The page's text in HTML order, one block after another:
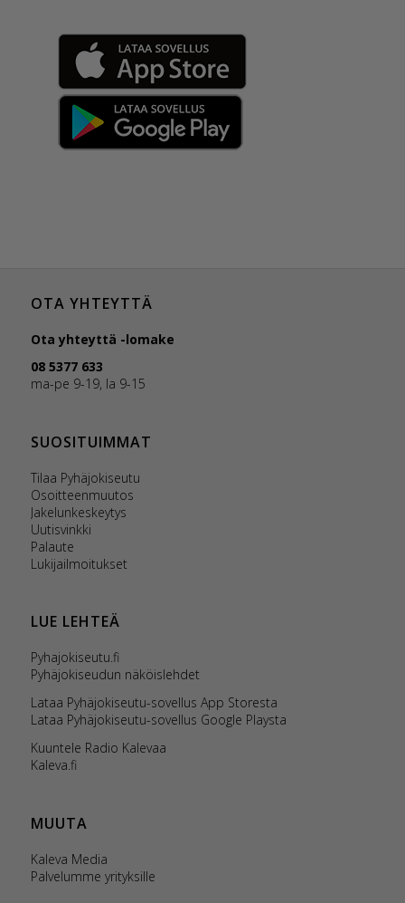
OTA YHTEYTTÄ
Ota yhteyttä -lomake
08 5377 633
ma-pe 9-19, la 9-15
SUOSITUIMMAT
Tilaa Pyhäjokiseutu
Osoitteenmuutos
Jakelunkeskeytys
Uutisvinkki
Palaute
Lukijailmoitukset
LUE LEHTEÄ
Pyhajokiseutu.fi
Pyhäjokiseudun näköislehdet
Lataa Pyhäjokiseutu-sovellus App Storesta
Lataa Pyhäjokiseutu-sovellus Google Playsta
Kuuntele Radio Kalevaa
Kaleva.fi
MUUTA
Kaleva Media
Palvelumme yrityksille